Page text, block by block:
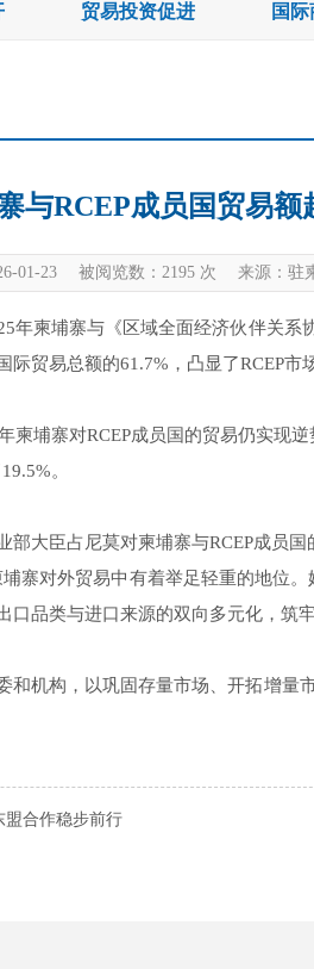
贸易投资促进 国
与RCEP成员国贸易
01-23 被阅览数： 2195次 来源：驻
年柬埔寨与《区域全面经济伙伴关系
贸易总额的61.7%，凸显了RCEP市
柬埔寨对RCEP成员国的贸易仍实现
。
部大臣占尼莫对柬埔寨与RCEP成员
寨对外贸易中有着举足轻重的地位
品类与进口来源的双向多元化，筑
和机构，以巩固存量市场、开拓增量
盟合作稳步前行